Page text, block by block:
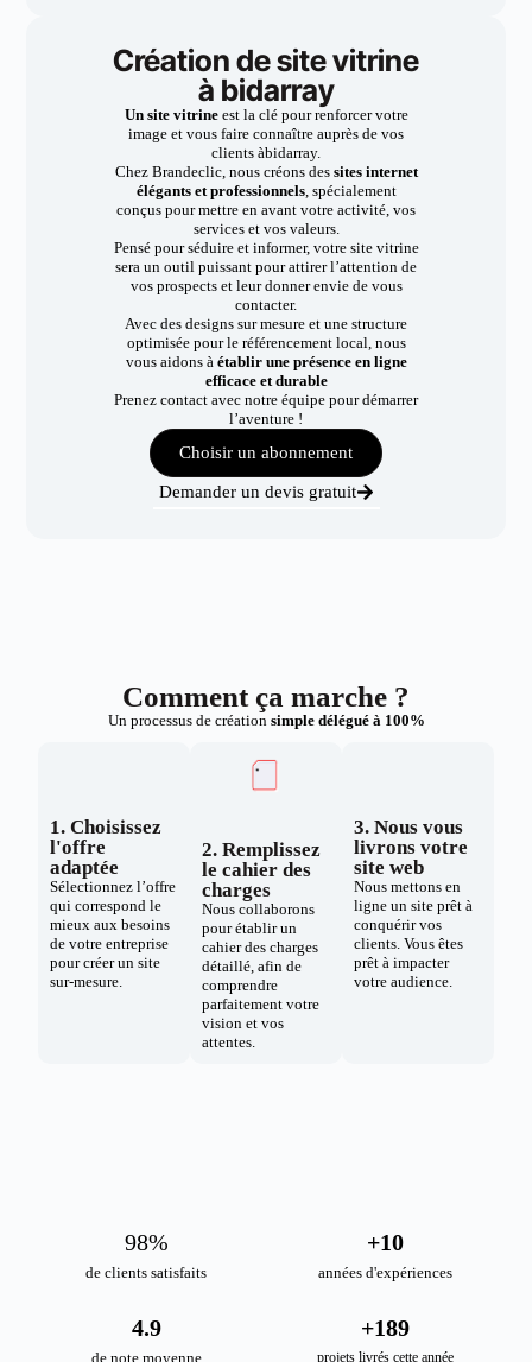
Création de site vitrine
à bidarray
Un site vitrineest la clé pour renforcer votre
image et vous faire connaître auprès de vos
clients àbidarray.
Chez Brandeclic, nous créons dessites internet
élégants et professionnels, spécialement
conçus pour mettre en avant votre activité, vos
services et vos valeurs.
Pensé pour séduire et informer, votre site vitrine
sera un outil puissant pour attirer l’attention de
vos prospects et leur donner envie de vous
contacter.
Avec des designs sur mesure et une structure
optimisée pour le référencement local, nous
vous aidons à établir une présence en ligne
efficace et durable
Prenez contact avec notre équipe pour démarrer
l’aventure !
Choisir un abonnement
Demander un devis gratuit
Comment ça marche ?
Un processus de création simple délégué à 100%
1. Choisissez
l'offre
adaptée
Sélectionnez l’offre
qui correspond le
mieux aux besoins
de votre entreprise
pour créer un site
sur-mesure.
2. Remplissez
le cahier des
charges
Nous collaborons
pour établir un
cahier des charges
détaillé, afin de
comprendre
parfaitement votre
vision et vos
attentes.
3. Nous vous
livrons votre
site web
Nous mettons en
ligne un site prêt à
conquérir vos
clients. Vous êtes
prêt à impacter
votre audience.
de clients satisfaits
98%
années d'expériences
+10
de note moyenne
4.9
projets livrés cette année
+189